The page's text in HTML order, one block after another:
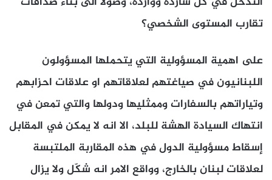
تقارب المستوى الشخصي؟
على اهمية المسؤولية التي يتحملها المسؤولون
اللبنانيون في صياغتهم لعلاقاتهم او علاقات احزابهم
وتياراتهم بالسفارات وممثليها ودولها والتي تمعن في
انتهاك السيادة الهشة للبلد، الا انه لا يمكن في المقابل
إسقاط مسؤولية الدول في هذه المقاربة الملتبسة
لعلاقات لبنان بالخارج، وواقع الامر انه شكّل ولا يزال